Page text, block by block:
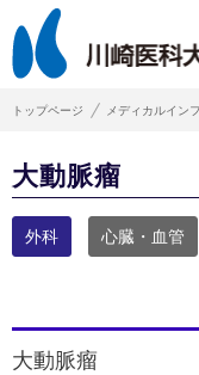
トップページ メディカルイン
大動脈瘤
外科
心臓・血管
大動脈瘤